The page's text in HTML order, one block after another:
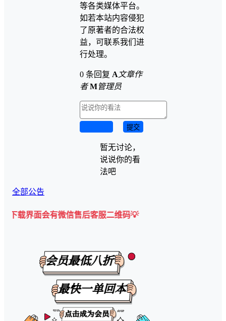
等各类媒体平台。
如若本站内容侵犯
了原著者的合法权
益，可联系我们进
行处理。
0 条回复 A 文章作
者 M管理员
提交
暂无讨论，
说说你的看
法吧
全部公告
会有微信售后客服二维码💡